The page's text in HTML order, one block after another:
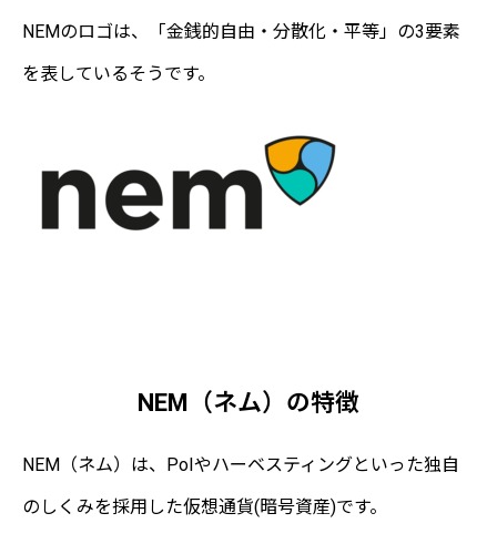
NEMのロゴは、「金銭的自由・分散化・平等」の3要素
を表しているそうです。
NEM（ネム）の特徴
NEM（ネム）は、PoIやハーベスティングといった独自
のしくみを採用した仮想通貨(暗号資産)です。